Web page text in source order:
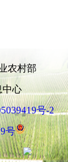
农村部
中心
号-2
号